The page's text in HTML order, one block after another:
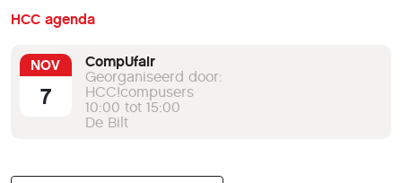
HCC agenda
NOV
7
CompUfair
Georganiseerd door:
HCC!compusers
10:00 tot 15:00
De Bilt